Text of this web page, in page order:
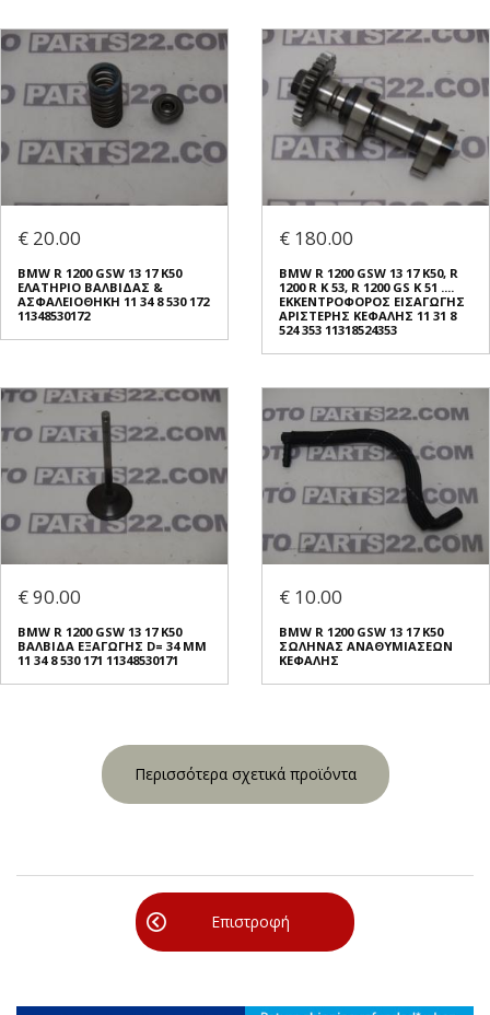
€ 20.00
BMW R 1200 GSW 13 17 K50
ΕΛΑΤΗΡΙΟ ΒΑΛΒΙΔΑΣ &
ΑΣΦΑΛΕΙΟΘΗΚΗ 11 34 8 530 172
11348530172
€ 180.00
BMW R 1200 GSW 13 17 K50, R
1200 R K 53, R 1200 GS K 51 ....
ΕΚΚΕΝΤΡΟΦΟΡΟΣ ΕΙΣΑΓΩΓΗΣ
ΑΡΙΣΤΕΡΗΣ ΚΕΦΑΛΗΣ 11 31 8
524 353 11318524353
€ 90.00
BMW R 1200 GSW 13 17 K50
ΒΑΛΒΙΔΑ ΕΞΑΓΩΓΗΣ D= 34 MM
11 34 8 530 171 11348530171
€ 10.00
BMW R 1200 GSW 13 17 K50
ΣΩΛΗΝΑΣ ΑΝΑΘΥΜΙΑΣΕΩΝ
ΚΕΦΑΛΗΣ
Περισσότερα σχετικά προϊόντα
Επιστροφή